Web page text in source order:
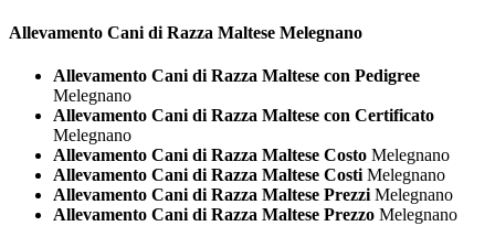
Allevamento Cani di Razza Maltese Melegnano
Allevamento Cani di Razza Maltese con Pedigree
Melegnano
Allevamento Cani di Razza Maltese con Certificato
Melegnano
Allevamento Cani di Razza Maltese Costo Melegnano
Allevamento Cani di Razza Maltese Costi Melegnano
Allevamento Cani di Razza Maltese Prezzi Melegnano
Allevamento Cani di Razza Maltese Prezzo Melegnano